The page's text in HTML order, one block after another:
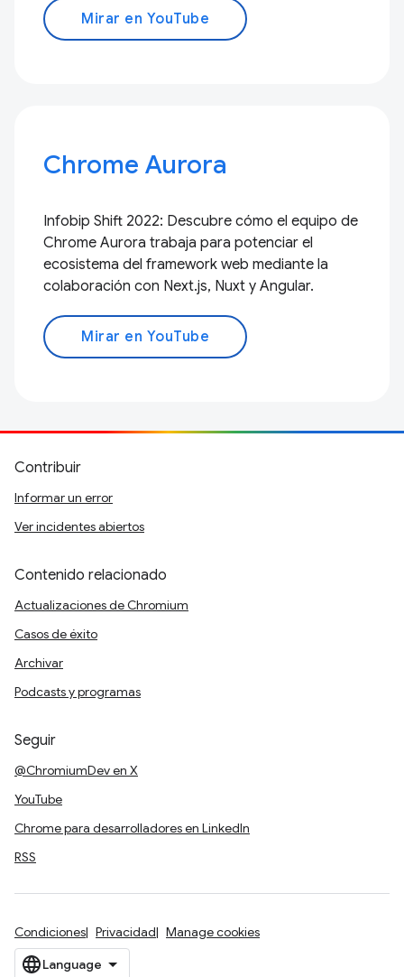
Mirar en YouTube
Chrome Aurora
Infobip Shift 2022: Descubre cómo el equipo de
Chrome Aurora trabaja para potenciar el
ecosistema del framework web mediante la
colaboración con Next.js, Nuxt y Angular.
Mirar en YouTube
Contribuir
Informar un error
Ver incidentes abiertos
Contenido relacionado
Actualizaciones de Chromium
Casos de éxito
Archivar
Podcasts y programas
Seguir
@ChromiumDev en X
YouTube
Chrome para desarrolladores en LinkedIn
RSS
Condiciones Privacidad Manage cookies